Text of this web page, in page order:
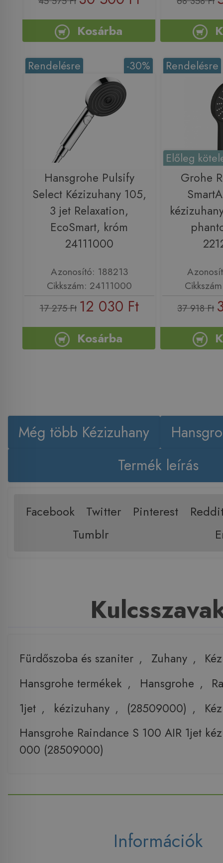
Kosárba
-30%
Rendelésre
Hansgrohe Pulsify
Select Kézizuhany 105,
3 jet Relaxation,
EcoSmart, króm
24111000
Azonosító: 188213
Cikkszám: 24111000
17 275 Ft 12 030 Ft
Kosárba
Rendelésre
Előleg
Grohe
37 918 Ft
Még több Kézizuhany
Termék leírás
Facebook Twitter Pinterest
Tumblr
Fürdőszoba és szaniter , Zuhany ,
Hansgrohe termékek , Hansgrohe ,
1jet , kézizuhany , (28509000) ,
Hansgrohe Raindance S 100 AIR 1jet
000 (28509000)
Információk